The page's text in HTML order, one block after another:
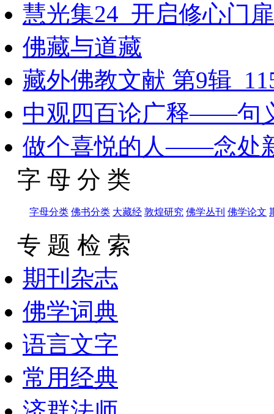
慧光集24_开启修心门扉
佛藏与道藏
藏外佛教文献 第9辑
中观四百论广释——句
做个喜悦的人——念处
字 母 分 类
字母分类 佛书分类 大藏经 敦煌研究 佛学丛刊 佛学论文
专 题 检 索
期刊杂志
佛学词典
语言文字
常用经典